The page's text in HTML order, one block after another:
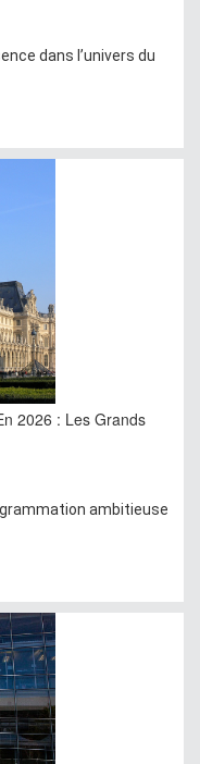
dans l’univers du
2026 : Les Grands
ambitieuse